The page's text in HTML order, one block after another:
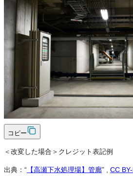
不可
改変
可
クレジット表記
クレジット表記例
出典：“【高瀬下水処理場】管廊 ,CC
ギャラリー
コピー
＜改変した場合＞クレジット表記例
出典：“ 【高瀬下水処理場】管廊” CC